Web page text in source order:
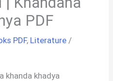
PDF
PDF, Literature /
khanda khadya